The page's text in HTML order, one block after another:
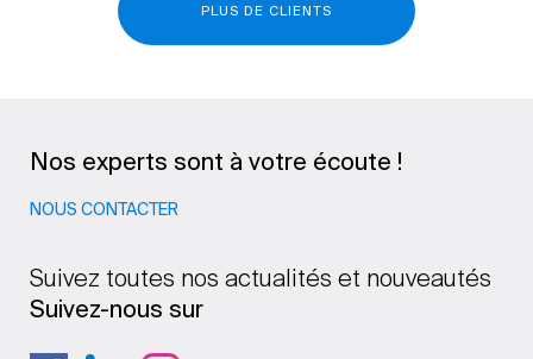
PLUS DE CLIENTS
Nos experts sont à votre écoute !
NOUS CONTACTER
Suivez toutes nos actualités et nouveautés
Suivez-nous sur